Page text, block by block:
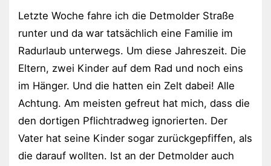
Letzte Woche fahre ich die Detmolder Straße
runter und da war tatsächlich eine Familie im
Radurlaub unterwegs. Um diese Jahreszeit. Die
Eltern, zwei Kinder auf dem Rad und noch eins
im Hänger. Und die hatten ein Zelt dabei! Alle
Achtung. Am meisten gefreut hat mich, dass die
den dortigen Pflichtradweg ignorierten. Der
Vater hat seine Kinder sogar zurückgepfiffen, als
die darauf wollten. Ist an der Detmolder auch